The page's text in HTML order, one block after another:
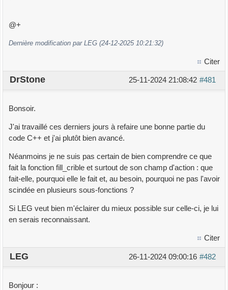
@+
Dernière modification par LEG (24-12-2025 10:21:32)
Citer
#481
25-11-2024 21:08:42
DrStone
Bonsoir.
J'ai travaillé ces derniers jours à refaire une bonne partie du
code C++ et j'ai plutôt bien avancé.
Néanmoins je ne suis pas certain de bien comprendre ce que
fait la fonction fill_crible et surtout de son champ d'action : que
fait-elle, pourquoi elle le fait et, au besoin, pourquoi ne pas l'avoir
scindée en plusieurs sous-fonctions ?
Si LEG veut bien m'éclairer du mieux possible sur celle-ci, je lui
en serais reconnaissant.
Citer
#482
26-11-2024 09:00:16
LEG
Bonjour :